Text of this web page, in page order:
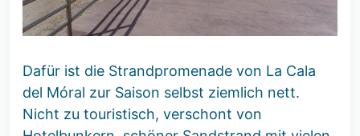
Dafür ist die Strandpromenade von La Cala
del Móral zur Saison selbst ziemlich nett.
Nicht zu touristisch, verschont von